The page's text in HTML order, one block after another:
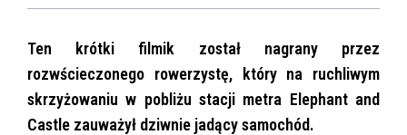
Ten krótki filmik został nagrany przez
rozwścieczonego rowerzystę, który na ruchliwym
skrzyżowaniu w pobliżu stacji metra Elephant and
Castle zauważył dziwnie jadący samochód.